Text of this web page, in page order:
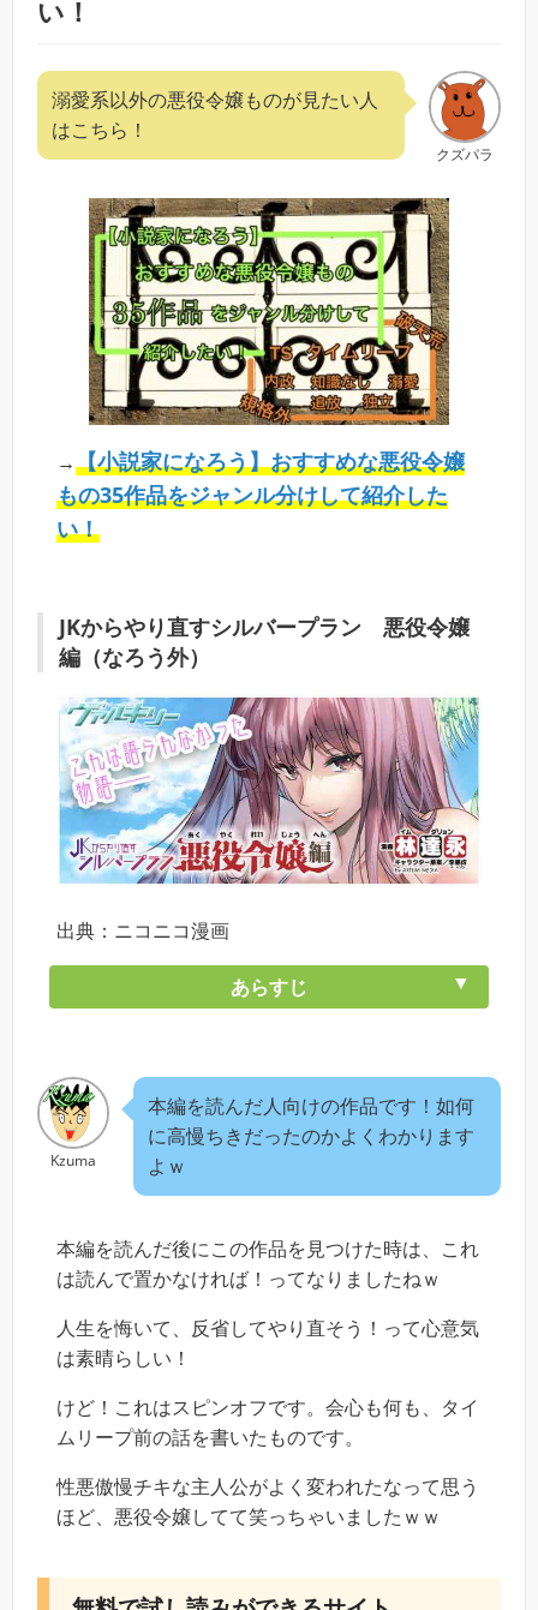
い！
クズパラ
溺愛系以外の悪役令嬢ものが見たい人
はこちら！
→【小説家になろう】おすすめな悪役令嬢
もの35作品をジャンル分けして紹介した
い！
JKからやり直すシルバープラン 悪役令嬢
編（なろう外）
出典：ニコニコ漫画
あらすじ
Kzuma
本編を読んだ人向けの作品です！如何
に高慢ちきだったのかよくわかります
よｗ
本編を読んだ後にこの作品を見つけた時は、これ
は読んで置かなければ！ってなりましたねｗ
人生を悔いて、反省してやり直そう！って心意気
は素晴らしい！
けど！これはスピンオフです。会心も何も、タイ
ムリープ前の話を書いたものです。
性悪傲慢チキな主人公がよく変われたなって思う
ほど、悪役令嬢してて笑っちゃいましたｗｗ